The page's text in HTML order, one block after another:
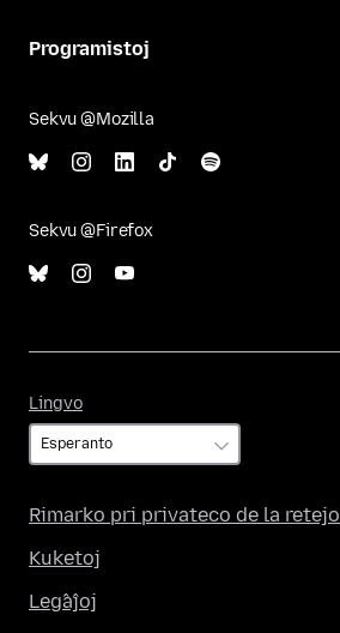
Programistoj
Sekvu @Mozilla
Sekvu @Firefox
Lingvo
Rimarko pri privateco de la retejo
Kuketoj
Leĝaĵoj